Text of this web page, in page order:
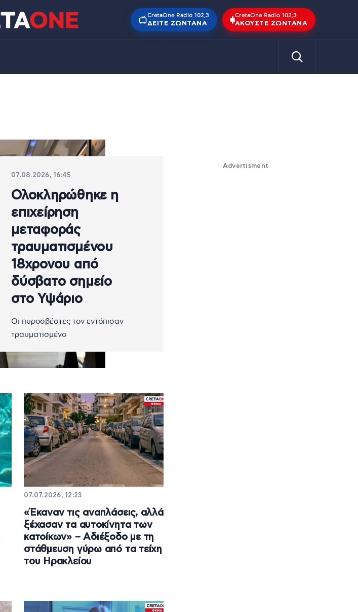
CretaOne Radio 102,3
ΔΕΊΤΕ ΖΩΝΤΑΝΆ
CretaOne Radio 102,3
ΑΚΟΎΣΤΕ ΖΩΝΤΑΝΆ
07.08.2026, 16:45
Ολοκληρώθηκε η
επιχείρηση
μεταφοράς
τραυματισμένου
18χρονου από
δύσβατο σημείο
στο Υψάριο
Οι πυροσβέστες τον εντόπισαν
τραυματισμένο
07.07.2026, 12:23
«Έκαναν τις αναπλάσεις, αλλά
ξέχασαν τα αυτοκίνητα των
κατοίκων» – Αδιέξοδο με τη
στάθμευση γύρω από τα τείχη
του Ηρακλείου
Advertisment